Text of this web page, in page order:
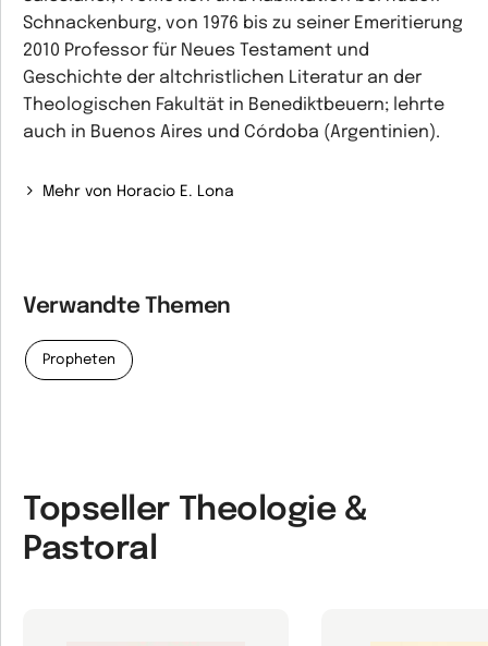
Schnackenburg, von 1976 bis zu seiner Emeritierung
2010 Professor für Neues Testament und
Geschichte der altchristlichen Literatur an der
Theologischen Fakultät in Benediktbeuern; lehrte
auch in Buenos Aires und Córdoba (Argentinien).
Mehr von Horacio E. Lona
Verwandte Themen
Propheten
Topseller Theologie &
Pastoral